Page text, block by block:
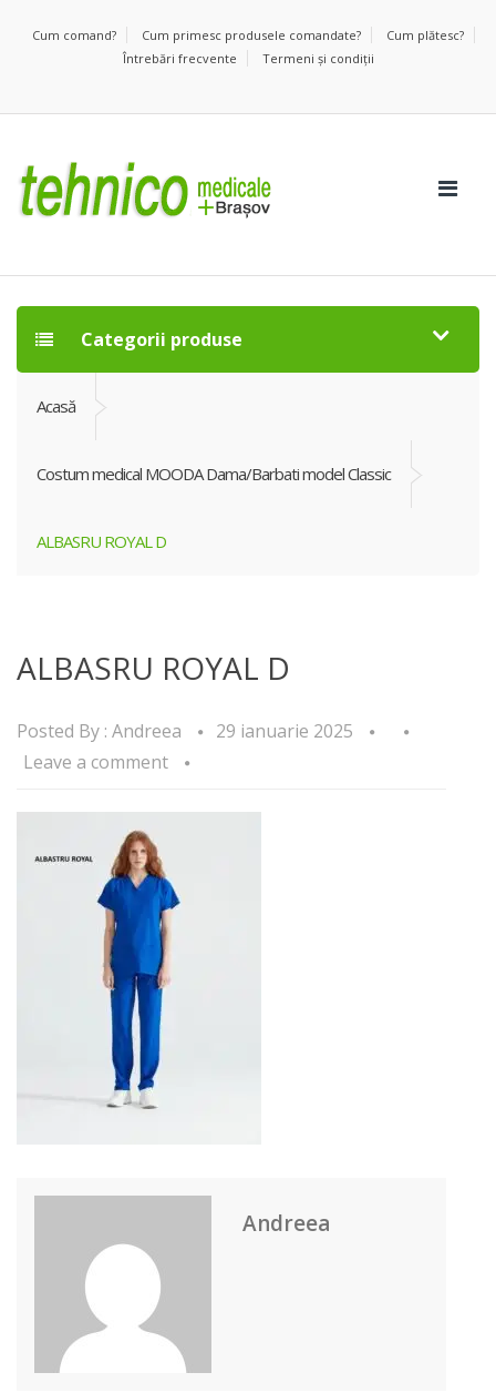
Cum comand? Cum primesc produsele comandate?
Cum plătesc?
Întrebări frecvente
Termeni şi condiţii
Categorii produse
Acasă
Costum medical MOODA Dama/Barbati model Classic
ALBASRU ROYAL D
ALBASRU ROYAL D
Posted By : Andreea
29 ianuarie 2025
Leave a comment
Andreea